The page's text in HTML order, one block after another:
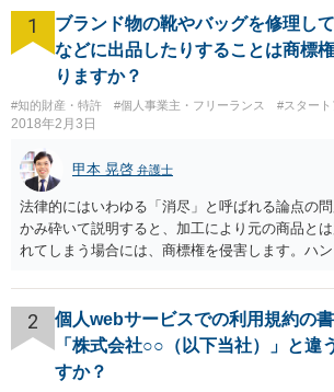
1
ブランド物の靴やバッグを修理し
などに出品したりすることは商標
りますか？
#知的財産・特許 #個人事業主・フリーランス #スター
2018年2月3日
甲本 晃啓 弁護士
法律的にはいわゆる「消尽」と呼ばれる論点の
かみ砕いて説明すると、加工により元の商品と
れてしまう場合には、商標権を侵害します。ハ
ための加工（一般にいう修理）は、商標権を侵
は、その商品を売ったときに対価を回収してい
尽くされている（用尽、消尽といいます。）と
で、商標権者の預かり知らないところで、販売
（コピー品やリメイク品）が作りだされてしま
2
個人webサービスでの利用規約の
「株式会社○○（以下当社）」と違
すか？